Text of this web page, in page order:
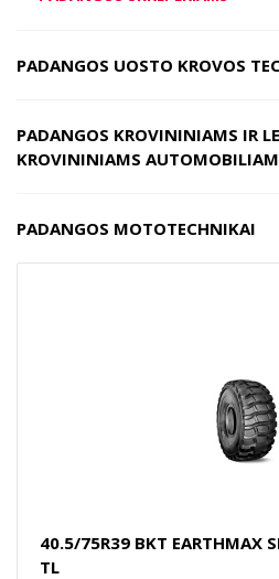
PADANGOS UOSTO KROVOS
PADANGOS KROVININIAMS IR
KROVININIAMS
PADANGOS MOTOTECHNIKAI
40.5/75R39 BKT EARTHMAX
TL